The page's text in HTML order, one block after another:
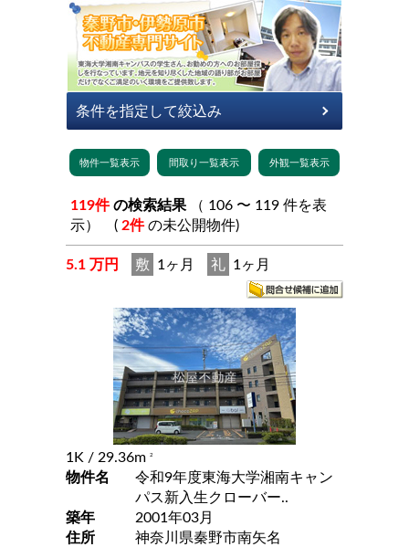
119件 の検索結果
示） ( 2件 の未公開物件)
5.1 万円 敷 1ヶ月 礼 1ヶ月
1K / 29.36m 2
物件名
令和9年度東海大学湘南キャン
パス新入生クローバー..
築年
2001年03月
住所
神奈川県秦野市南矢名